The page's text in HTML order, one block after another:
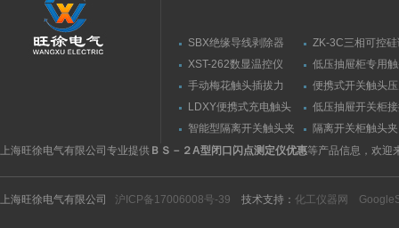
SBX绝缘导线剥除器
ZK-3C三相可控
触发器
XST-262数显温控仪
低压抽屉柜专用
力测量仪套装
手动梅花触头插拔力
（推拉力）测量仪
便携式开关触头
（夹紧力）测量仪
LDXY便携式充电触头
（指）夹紧力测量仪
低压抽屉开关柜
触头（夹紧力）
智能型隔离开关触头夹
紧力测试仪
隔离开关柜触头
测试仪/精度传感
上海旺徐电气有限公司专业提供 ＢＳ－２A型闭口闪点测定仪优惠等产品信息，欢迎
上海旺徐电气有限公司 沪ICP备17006008号-39 技术支持： 化工仪器网